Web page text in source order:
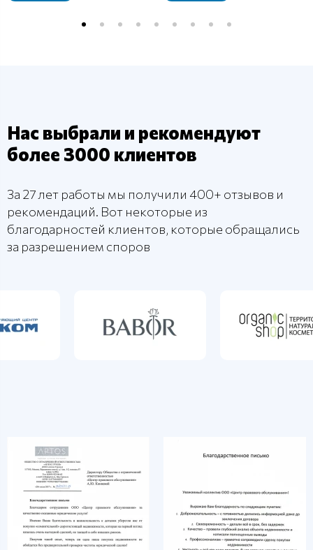
Нас выбрали и рекомендуют
более 3000 клиентов
За 27 лет работы мы получили 400+ отзывов и
рекомендаций. Вот некоторые из
благодарностей клиентов, которые обращались
за разрешением споров